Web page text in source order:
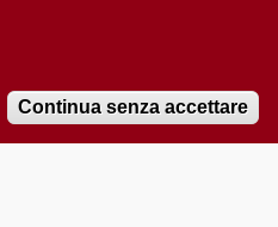
n. 2097/2012 del 18 giugno
Continua senza accettare